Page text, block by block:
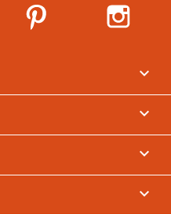



keyboard_arrow_down